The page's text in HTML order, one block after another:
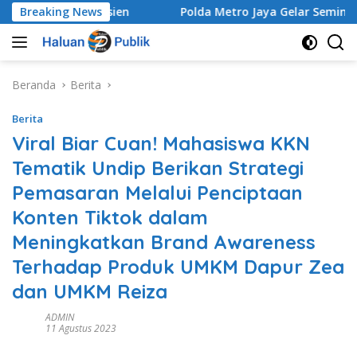
Langsung
ke
konten
Breaking News
Makin Efisien Polda Metro Jaya Gelar Seminar
Beranda Berita
Berita
Viral Biar Cuan! Mahasiswa KKN
Tematik Undip Berikan Strategi
Pemasaran Melalui Penciptaan
Konten Tiktok dalam
Meningkatkan Brand Awareness
Terhadap Produk UMKM Dapur Zea
dan UMKM Reiza
ADMIN
11 Agustus 2023